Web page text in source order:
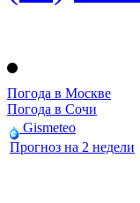
Погода в Москве
Погода в Сочи
Gismeteo
Прогноз на 2 недели